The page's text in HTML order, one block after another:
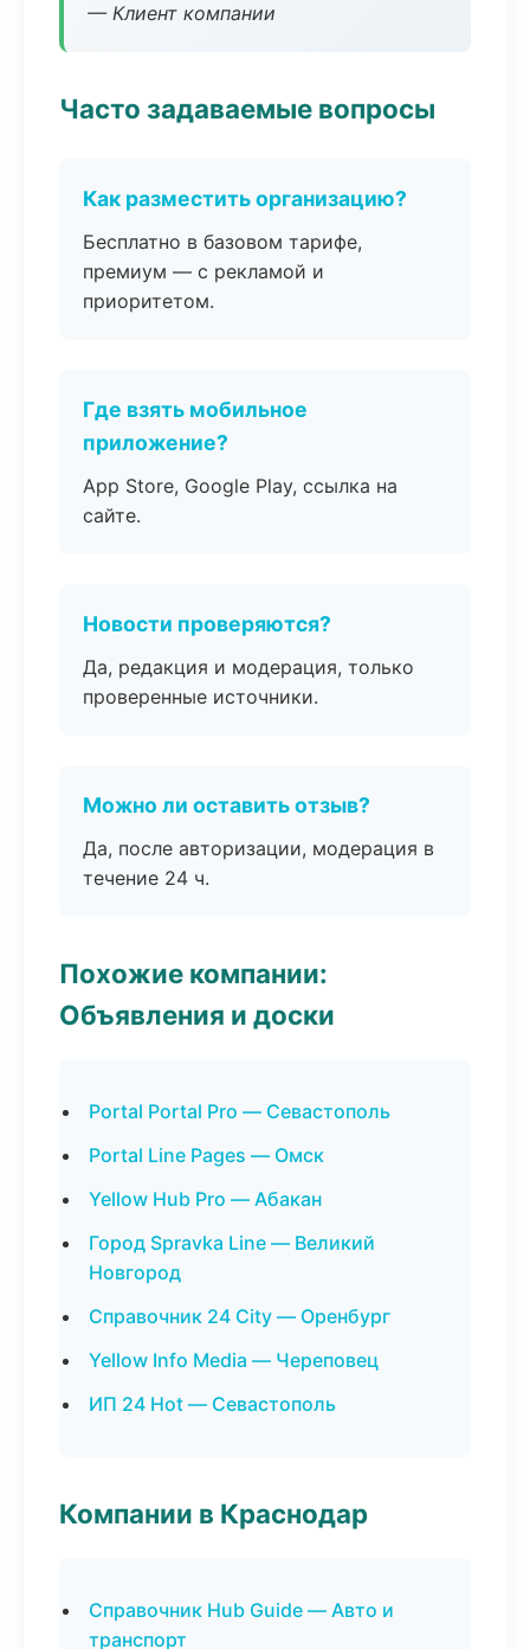
— Клиент компании
Часто задаваемые вопросы
Как разместить организацию?
Бесплатно в базовом тарифе,
премиум — с рекламой и
приоритетом.
Где взять мобильное
приложение?
App Store, Google Play, ссылка на
сайте.
Новости проверяются?
Да, редакция и модерация, только
проверенные источники.
Можно ли оставить отзыв?
Да, после авторизации, модерация в
течение 24 ч.
Похожие компании:
Объявления и доски
Portal Portal Pro — Севастополь
Portal Line Pages — Омск
Yellow Hub Pro — Абакан
Город Spravka Line — Великий
Новгород
Справочник 24 City — Оренбург
Yellow Info Media — Череповец
ИП 24 Hot — Севастополь
Компании в Краснодар
Справочник Hub Guide — Авто и
транспорт